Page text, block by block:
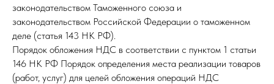
законодательством Таможенного союза и
законодательством Российской Федерации о таможенном
деле (статья 143 НК РФ).
Порядок обложения НДС в соответствии с пунктом 1 статьи
146 НК РФ Порядок определения места реализации товаров
(работ, услуг) для целей обложения операций НДС